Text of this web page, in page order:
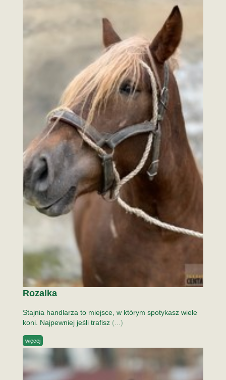
Rozalka
Stajnia handlarza to miejsce, w którym spotykasz wiele
koni. Najpewniej jeśli trafisz (...)
więcej